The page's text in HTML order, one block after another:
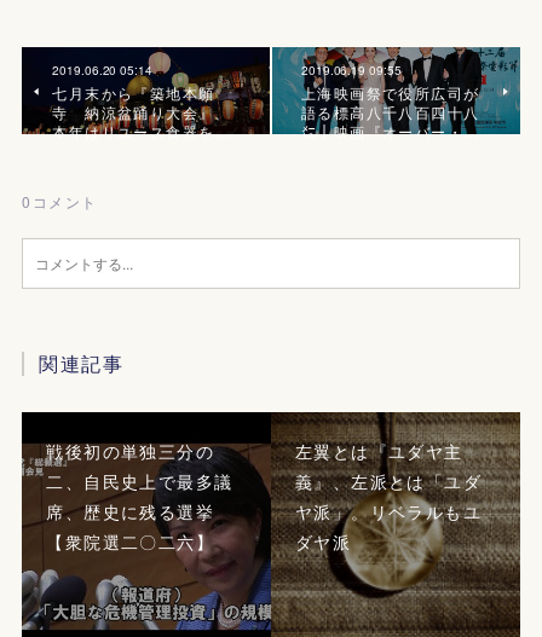
2019.06.20 05:14
七月末から『築地本願
寺 納涼盆踊り大会』、
本年はリユース食器を…
2019.06.19 09:55
上海映画祭で役所広司が
語る標高八千八百四十八
㍍｜映画『オーバー・…
0 コメント
関連記事
戦後初の単独三分の
二、自民史上で最多議
席、歴史に残る選挙
【衆院選二〇二六】
左翼とは『ユダヤ主
義』、左派とは「ユダ
ヤ派」。リベラルもユ
ダヤ派